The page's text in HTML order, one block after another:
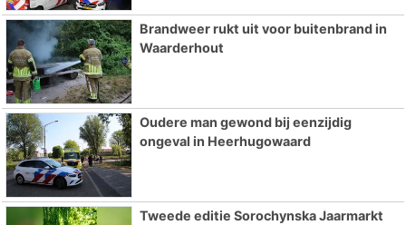
Brandweer rukt uit voor buitenbrand in
Waarderhout
Oudere man gewond bij eenzijdig
ongeval in Heerhugowaard
Tweede editie Sorochynska Jaarmarkt